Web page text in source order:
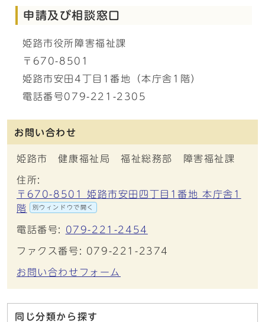
申請及び相談窓口
姫路市役所障害福祉課
〒670-8501
姫路市安田4丁目1番地（本庁舎1階）
電話番号079-221-2305
お問い合わせ
姫路市 健康福祉局 福祉総務部 障害福祉課
住所:
〒670-8501 姫路市安田四丁目1番地 本庁舎1
階
別ウィンドウで開く
電話番号: 079-221-2454
ファクス番号: 079-221-2374
お問い合わせフォーム
同じ分類から探す